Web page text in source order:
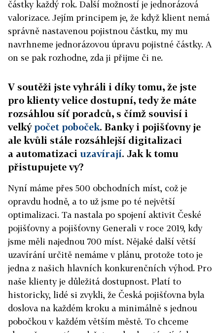
částky každý rok. Další možností je jednorázová
valorizace. Jejím principem je, že když klient nemá
správně nastavenou pojistnou částku, my mu
navrhneme jednorázovou úpravu pojistné částky. A
on se pak rozhodne, zda ji přijme či ne.
V soutěži jste vyhráli i díky tomu, že jste
pro klienty velice dostupní, tedy že máte
rozsáhlou síť poradců, s čímž souvisí i
velký počet poboček. Banky i pojišťovny je
ale kvůli stále rozsáhlejší digitalizaci
a automatizaci uzavírají. Jak k tomu
přistupujete vy?
Nyní máme přes 500 obchodních míst, což je
opravdu hodně, a to už jsme po té největší
optimalizaci. Ta nastala po spojení aktivit České
pojišťovny a pojišťovny Generali v roce 2019, kdy
jsme měli najednou 700 míst. Nějaké další větší
uzavírání určitě nemáme v plánu, protože toto je
jedna z našich hlavních konkurenčních výhod. Pro
naše klienty je důležitá dostupnost. Platí to
historicky, lidé si zvykli, že Česká pojišťovna byla
doslova na každém kroku a minimálně s jednou
pobočkou v každém větším městě. To chceme